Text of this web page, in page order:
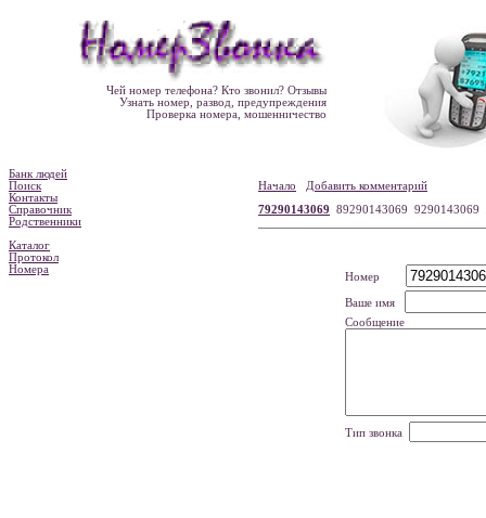
Чей номер телефона? Кто звонил? Отзывы
Узнать номер, развод, предупреждения
Проверка номера, мошенничество
Банк людей
Поиск
Контакты
Справочник
Родственники
Каталог
Протокол
Номера
Начало
Добавить комментарий
79290143069 89290143069 9290143069
Номер
Ваше имя
Сообщение
Тип звонка